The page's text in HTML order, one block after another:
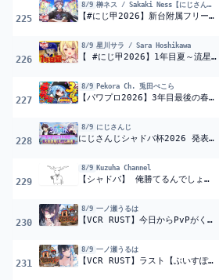
225
8/9 榊ネス / Sakaki Ness【にじさんじ】
【#にじ甲2026】新台附属フリーズ高校 稼働開始です【榊ネス/にじさんじ】
226
8/9 星川サラ / Sara Hoshikawa
【 #にじ甲2026】1年目夏～流星ミルキーウェイ学園いくぞおおおおおおおおおお?【星川サラ/にじさんじ】
227
8/9 Pekora Ch. 兎田ぺこら
【パワプロ2026】3年目最後の春甲子園！兎☆ダイナマイト高校 いくぞおおおおおおおおおおお！ぺこ！【ホロライブ/兎田ぺこら】＃パワプロケモミミリーグ
228
8/9 にじさんじ
にじさんじシャドバ杯2026 発表配信【#にじシャドバ杯】
229
8/9 Kuzuha Channel
【シャドバ】 俺勝てるんでしょうか 【コーチリグゼ3】
230
8/9 一ノ瀬うるは
【VCR RUST】今日からPvPがくるらしい・・・・・・！！！【ぶいすぽ/一ノ瀬うるは】
231
8/9 一ノ瀬うるは
【VCR RUST】ラスト【ぶいすぽ/一ノ瀬うるは】